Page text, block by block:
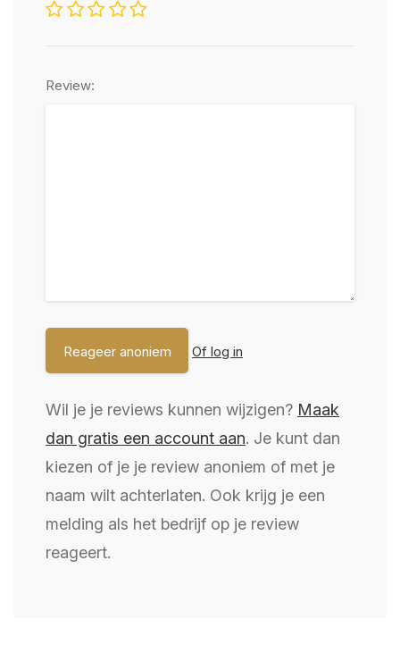
Review:
Of log in
Wil je je reviews kunnen wijzigen? Maak
dan gratis een account aan. Je kunt dan
kiezen of je je review anoniem of met je
naam wilt achterlaten. Ook krijg je een
melding als het bedrijf op je review
reageert.